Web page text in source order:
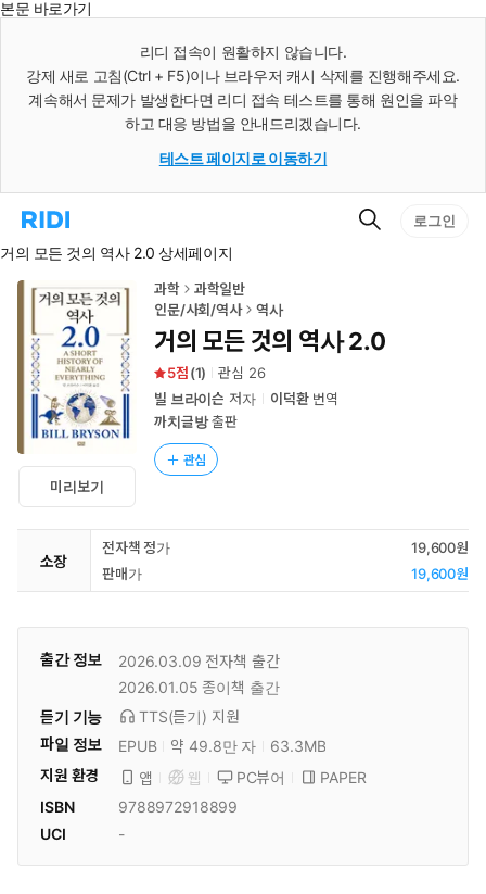
본문 바로가기
리디 접속이 원활하지 않습니다.
강제 새로 고침(Ctrl + F5)이나 브라우저 캐시 삭제를 진행해주세요.
계속해서 문제가 발생한다면 리디 접속 테스트를 통해 원인을 파악
하고 대응 방법을 안내드리겠습니다.
테스트 페이지로 이동하기
리
홈
로
검
로그인
거의 모든 것의 역사 2.0 상세페이지
미리보기
과학
과학일반
인문/사회/역사
역사
거의 모든 것의 역사 2.0
5 (1) 관심 26
빌 브라이슨 저자 이덕환번역
까치글방출판
관심
소장
전자책 정가
19,600원
판매가
19,600원
출간 정보 2026.03.09 전자책 출간
2026.01.05 종이책 출간
듣기 기능
TTS(듣기) 지원
파일 정보
EPUB 약 49.8만 자
63.3MB
지원 환경
앱 웹 PC뷰어
PAPER
ISBN
9788972918899
UCI
-